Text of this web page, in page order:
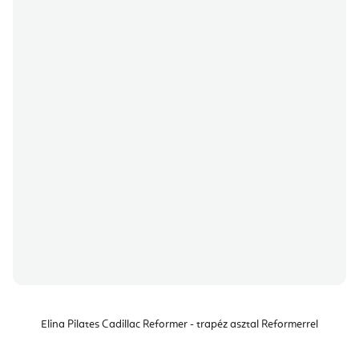
Elina Pilates Cadillac Reformer - trapéz asztal Reformerrel